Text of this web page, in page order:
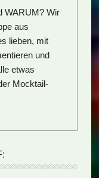
WARUM? Wir
aus
lieben, mit
und
etwas
Mocktail-